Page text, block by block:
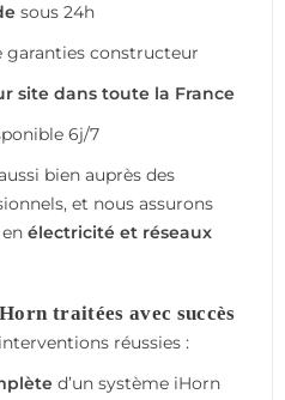
sous 24h
garanties constructeur
site dans toute la France
6j/7
bien auprès des
et nous assurons
électricité et réseaux
traitées avec succès
réussies :
d’un système iHorn